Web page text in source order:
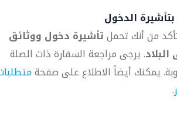
الدخول
من أنك تحملتأشيرة دخول ووثائق
. يرجى مراجعة السفارة ذات الصلة
يمكنك أيضاً الاطلاع على صفحة
.